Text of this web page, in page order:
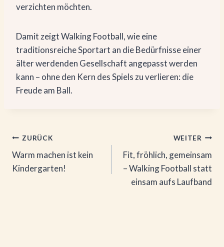
verzichten möchten.
Damit zeigt Walking Football, wie eine
traditionsreiche Sportart an die Bedürfnisse einer
älter werdenden Gesellschaft angepasst werden
kann – ohne den Kern des Spiels zu verlieren: die
Freude am Ball.
Beitragsnavigation
ZURÜCK
Warm machen ist kein
Kindergarten!
WEITER
Fit, fröhlich, gemeinsam
– Walking Football statt
einsam aufs Laufband